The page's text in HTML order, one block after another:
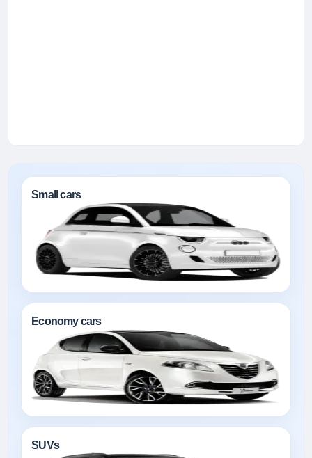
Small cars
Economy cars
SUVs